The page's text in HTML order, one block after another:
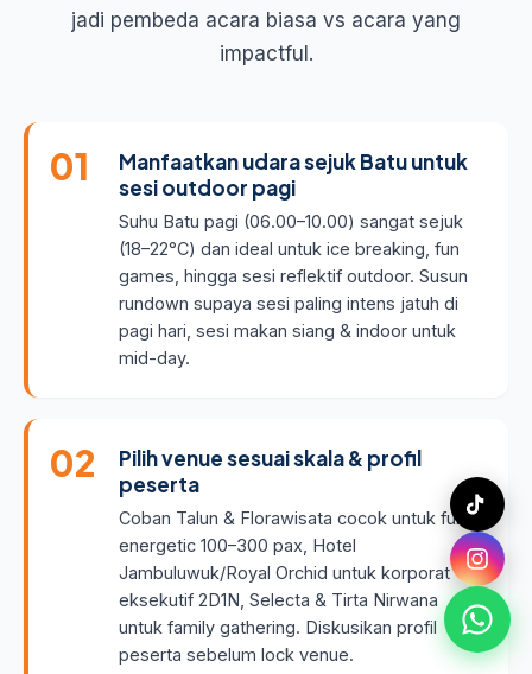
jadi pembeda acara biasa vs acara yang
impactful.
Manfaatkan udara sejuk Batu untuk
sesi outdoor pagi
Suhu Batu pagi (06.00–10.00) sangat sejuk
(18–22°C) dan ideal untuk ice breaking, fun
games, hingga sesi reflektif outdoor. Susun
rundown supaya sesi paling intens jatuh di
pagi hari, sesi makan siang & indoor untuk
mid-day.
Pilih venue sesuai skala & profil
peserta
Coban Talun & Florawisata cocok untuk fun-
energetic 100–300 pax, Hotel
Jambuluwuk/Royal Orchid untuk korporat
eksekutif 2D1N, Selecta & Tirta Nirwana
untuk family gathering. Diskusikan profil
peserta sebelum lock venue.